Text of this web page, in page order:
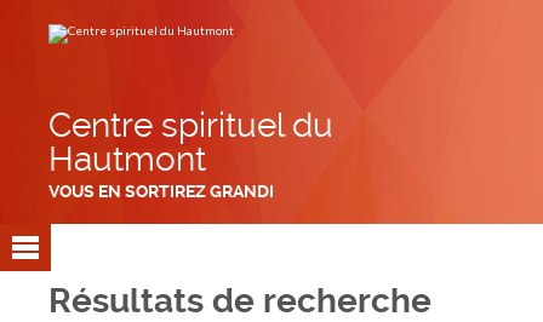
contenu.
Centre spirituel du
Hautmont
VOUS EN SORTIREZ GRANDI
Résultats de recherche